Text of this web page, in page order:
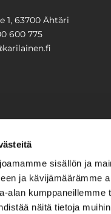
sisällön ja
ja kävijämäärämme
alan
näitä tietoja
1, 63700 Ähtäri
600 775